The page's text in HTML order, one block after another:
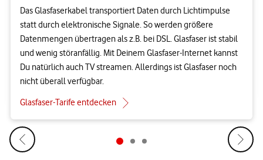
Das Glasfaserkabel transportiert Daten durch Lichtimpulse
statt durch elektronische Signale. So werden größere
Datenmengen übertragen als z.B. bei DSL. Glasfaser ist stabil
und wenig störanfällig. Mit Deinem Glasfaser-Internet kannst
Du natürlich auch TV streamen. Allerdings ist Glasfaser noch
nicht überall verfügbar.
Glasfaser-Tarife entdecken